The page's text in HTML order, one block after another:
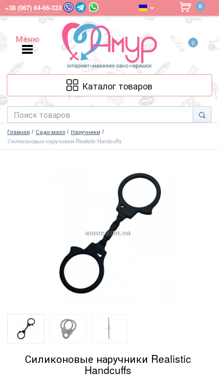
+38 (067) 64-66-333 0
Меню
Меню
0
Каталог товаров
Главная Садо-мазо
Наручники
Силиконовые наручники Realistic Handcuffs
Силиконовые наручники Realistic
Handcuffs